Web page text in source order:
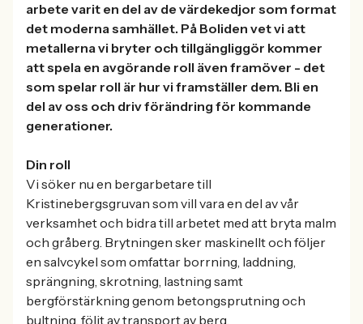
arbete varit en del av de värdekedjor som format
det moderna samhället. På Boliden vet vi att
metallerna vi bryter och tillgängliggör kommer
att spela en avgörande roll även framöver - det
som spelar roll är hur vi framställer dem. Bli en
del av oss och driv förändring för kommande
generationer.
Din roll
Vi söker nu en bergarbetare till
Kristinebergsgruvan som vill vara en del av vår
verksamhet och bidra till arbetet med att bryta malm
och gråberg. Brytningen sker maskinellt och följer
en salvcykel som omfattar borrning, laddning,
sprängning, skrotning, lastning samt
bergförstärkning genom betongsprutning och
bultning, följt av transport av berg.